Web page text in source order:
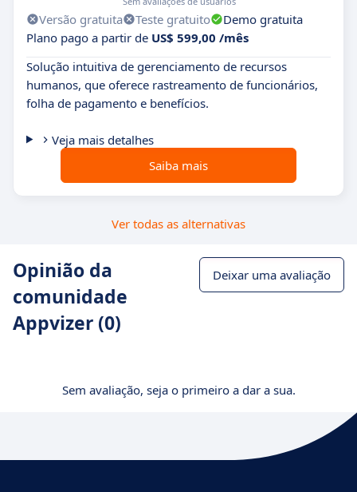
Versão gratuita Teste gratuito
Demo gratuita
Plano pago a partir de US$ 599,00 /mês
Solução intuitiva de gerenciamento de recursos
humanos, que oferece rastreamento de funcionários,
folha de pagamento e benefícios.
Veja mais detalhes
Saiba mais
Ver todas as alternativas
Opinião da
comunidade
Appvizer (0)
Deixar uma avaliação
Sem avaliação, seja o primeiro a dar a sua.